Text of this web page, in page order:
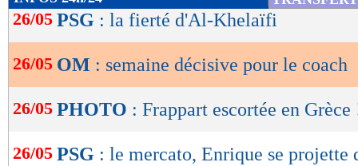
de
OK
26/05 PSG : la fierté d'Al-Khelaïfi
26/05 OM : semaine décisive pour le coach
26/05 PHOTO : Frappart escortée en Grèce
26/05 PSG : le mercato, Enrique se projette